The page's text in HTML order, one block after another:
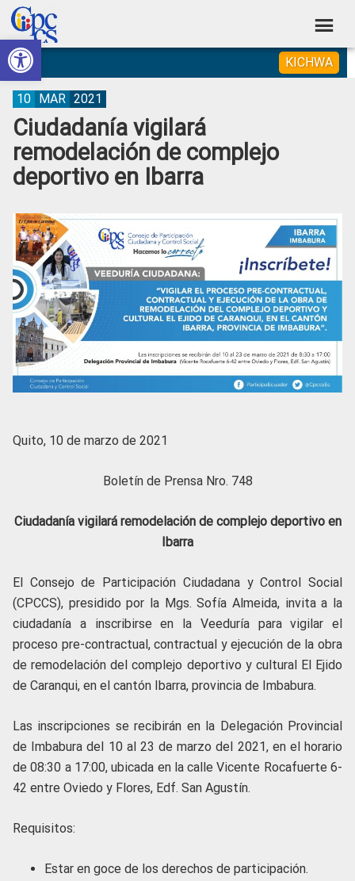
Abrir barra de herramientas
Skip
to
primary
navigation
Skip
to
main
content
Skip
to
primary
sidebar
Skip
to
footer
Consejo
de
Participación
Ciudadana
Control
Social
Construyendo
Poder
Ciudadano
KICHWA
Ciudadanía vigilará
remodelación de complejo
deportivo en Ibarra
10 MAR 2021
Quito, 10 de marzo de 2021
Boletín de Prensa Nro. 748
Ciudadanía vigilará remodelación de complejo deportivo en
Ibarra
El Consejo de Participación Ciudadana y Control Social
(CPCCS), presidido por la Mgs. Sofía Almeida, invita a la
ciudadanía a inscribirse en la Veeduría para vigilar el
proceso pre-contractual, contractual y ejecución de la obra
de remodelación del complejo deportivo y cultural El Ejido
de Caranqui, en el cantón Ibarra, provincia de Imbabura.
Las inscripciones se recibirán en la Delegación Provincial
de Imbabura del 10 al 23 de marzo del 2021, en el horario
de 08:30 a 17:00, ubicada en la calle Vicente Rocafuerte 6-
42 entre Oviedo y Flores, Edf. San Agustín.
Requisitos:
Estar en goce de los derechos de participación.